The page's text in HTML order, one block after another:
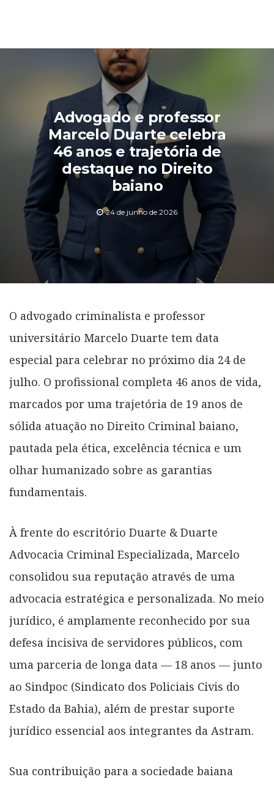
Advogado e professor
Marcelo Duarte celebra
46 anos e trajetória de
destaque no Direito
baiano
24 de junho de 2026
O advogado criminalista e professor
universitário Marcelo Duarte tem data
especial para celebrar no próximo dia 24 de
julho. O profissional completa 46 anos de vida,
marcados por uma trajetória de 19 anos de
sólida atuação no Direito Criminal baiano,
pautada pela ética, excelência técnica e um
olhar humanizado sobre as garantias
fundamentais.
À frente do escritório Duarte & Duarte
Advocacia Criminal Especializada, Marcelo
consolidou sua reputação através de uma
advocacia estratégica e personalizada. No meio
jurídico, é amplamente reconhecido por sua
defesa incisiva de servidores públicos, com
uma parceria de longa data — 18 anos — junto
ao Sindpoc (Sindicato dos Policiais Civis do
Estado da Bahia), além de prestar suporte
jurídico essencial aos integrantes da Astram.
Sua contribuição para a sociedade baiana